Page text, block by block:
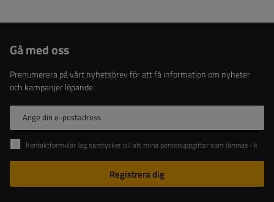
Gå med oss
Prenumerera på vårt nyhetsbrev för att få information om nyheter
och kampanjer löpande.
Ange din e-postadress
Kontaktformulär Jag samtycker till att mina personuppgifter som lämnas i kontaktformuläret behandlas i enlighet med Europaparlamentets och rådets förordning (EU).
Registrera dig